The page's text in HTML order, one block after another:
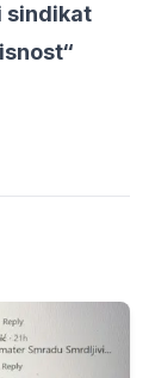
sindikat